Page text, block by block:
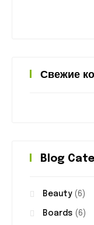
Свежие
Blog
Beauty(6)
Boards(6)